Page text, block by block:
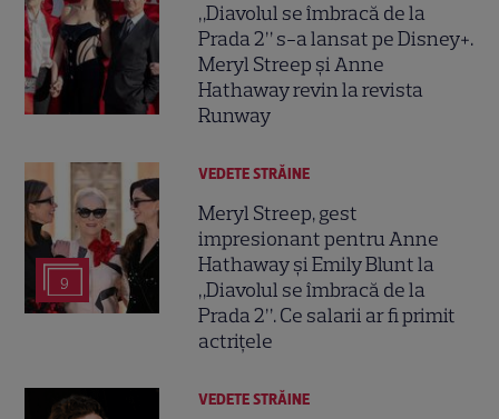
„Diavolul se îmbracă de la
Prada 2” s-a lansat pe Disney+.
Meryl Streep și Anne
Hathaway revin la revista
Runway
9
VEDETE STRĂINE
Meryl Streep, gest
impresionant pentru Anne
Hathaway și Emily Blunt la
„Diavolul se îmbracă de la
Prada 2”. Ce salarii ar fi primit
actrițele
VEDETE STRĂINE